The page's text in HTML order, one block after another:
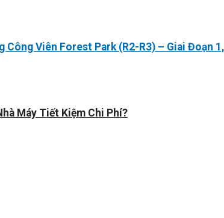
Công Viên Forest Park (R2-R3) – Giai Đoạn
Máy Tiết Kiệm Chi Phí?